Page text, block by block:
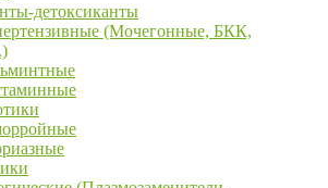
детоксиканты
(Мочегонные, БКК,